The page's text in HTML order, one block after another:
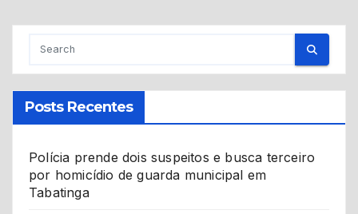
Posts Recentes
Polícia prende dois suspeitos e busca terceiro
por homicídio de guarda municipal em
Tabatinga